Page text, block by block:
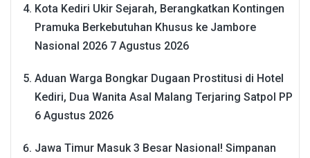
Kota Kediri Ukir Sejarah, Berangkatkan Kontingen
Pramuka Berkebutuhan Khusus ke Jambore
Nasional 2026 7 Agustus 2026
Aduan Warga Bongkar Dugaan Prostitusi di Hotel
Kediri, Dua Wanita Asal Malang Terjaring Satpol PP
6 Agustus 2026
Jawa Timur Masuk 3 Besar Nasional! Simpanan